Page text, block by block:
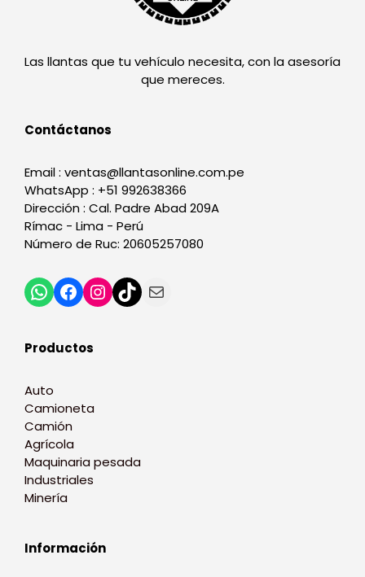
Las llantas que tu vehículo necesita, con la asesoría
que mereces.
Contáctanos
Email : ventas@llantasonline.com.pe
WhatsApp : +51 992638366
Dirección : Cal. Padre Abad 209A
Rímac - Lima - Perú
Número de Ruc: 20605257080
Productos
Auto
Camioneta
Camión
Agrícola
Maquinaria pesada
Industriales
Minería
Información